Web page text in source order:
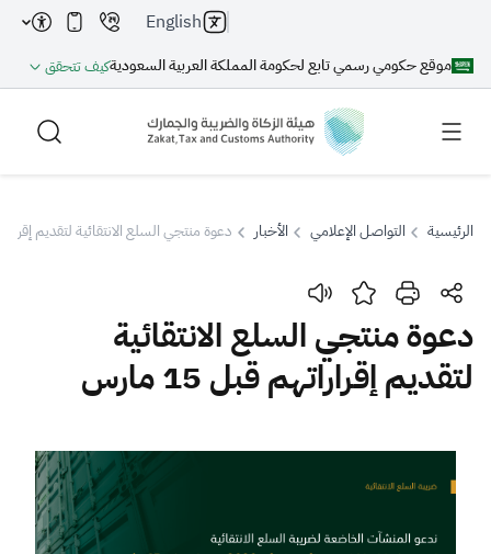
موقع حكومي رسمي تابع لحكومة المملكة العربية السعوديةكيف تتحقق
English
بحث
بحث بحث AI
اقتراحات
الزكاة
ضريبة القيمة المضافة
الإقرار الضريبي
التصرفات العقارية
الرئيسية التواصل الإعلامي الأخبار دعوة منتجي السلع الانتقائية لتقديم إقراراتهم
دعوة منتجي السلع الانتقائية
لتقديم إقراراتهم قبل 15 مارس